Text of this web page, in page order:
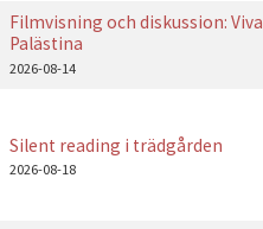
Filmvisning och diskussion: Viva
Palästina
2026-08-14
Silent reading i trädgården
2026-08-18